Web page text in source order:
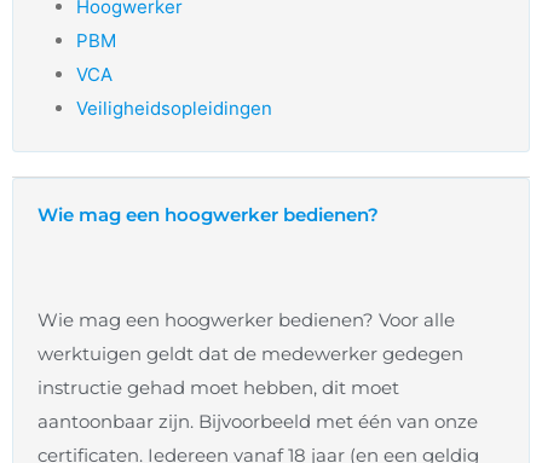
Hoogwerker
PBM
VCA
Veiligheidsopleidingen
Wie mag een hoogwerker bedienen?
Wie mag een hoogwerker bedienen? Voor alle
werktuigen geldt dat de medewerker gedegen
instructie gehad moet hebben, dit moet
aantoonbaar zijn. Bijvoorbeeld met één van onze
certificaten. Iedereen vanaf 18 jaar (en een geldig